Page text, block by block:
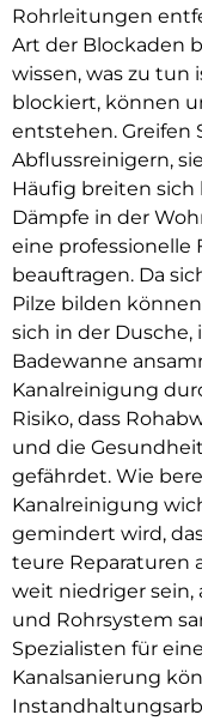
Rohrleitungen
Art der Blockaden
wissen, was zu tun
blockiert, können
entstehen. Greifen
Abflussreinigern,
Häufig breiten sich
Dämpfe in der
eine professionelle
beauftragen. Da
Pilze bilden
sich in der
Badewanne
Kanalreinigung
Risiko, dass
und die
gefährdet. Wie
Kanalreinigung
gemindert wird,
teure Reparaturen
weit niedriger sein,
und Rohrsystem
Spezialisten für
Kanalsanierung